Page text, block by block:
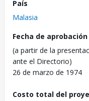
País
Malasia
Fecha de aprobación
(a partir de la
ante el Directorio)
26 de marzo de 1974
Costo total del